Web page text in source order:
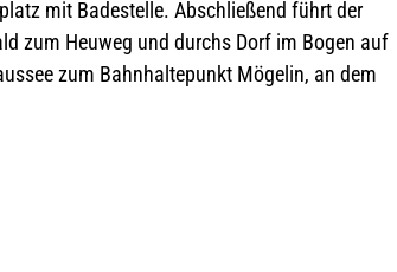
mit Bade­stelle. Abschlie­ßend führt der
zum Heu­weg und durchs Dorf im Bogen auf
zum Bahn­hal­te­punkt Möge­lin, an dem